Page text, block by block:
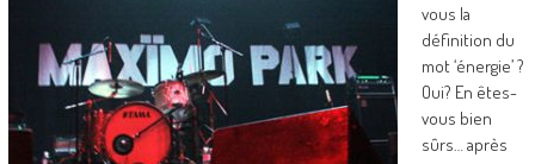
vous la
définition du
mot ‘énergie’ ?
Oui? En êtes-
vous bien
sûrs… après